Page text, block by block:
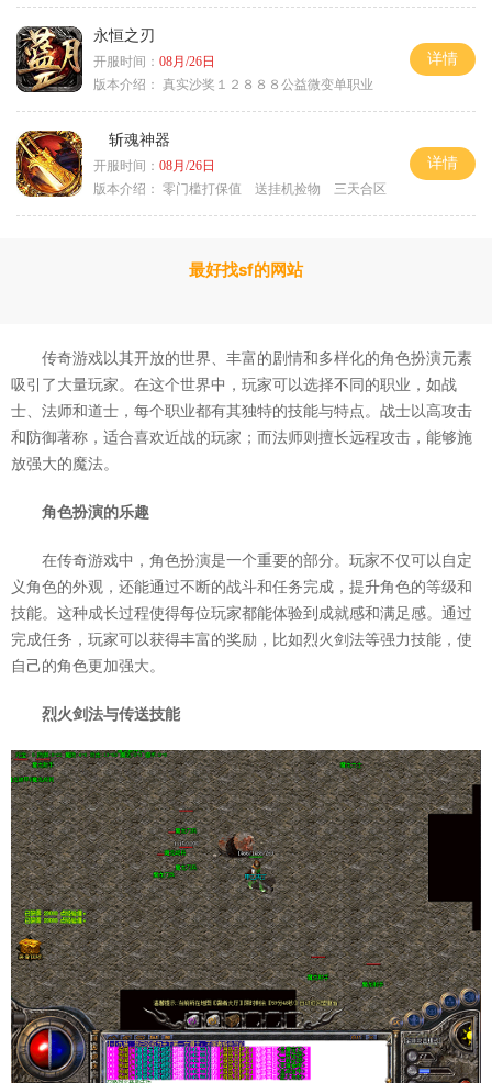
永恒之刃
开服时间： 08月/26日
版本介绍： 真实沙奖１２８８８公益微变单职业
详情
斩魂神器
开服时间： 08月/26日
版本介绍： 零门槛打保值 送挂机捡物 三天合区
详情
最好找sf的网站
传奇游戏以其开放的世界、丰富的剧情和多样化的角色扮演元素
吸引了大量玩家。在这个世界中，玩家可以选择不同的职业，如战
士、法师和道士，每个职业都有其独特的技能与特点。战士以高攻击
和防御著称，适合喜欢近战的玩家；而法师则擅长远程攻击，能够施
放强大的魔法。
角色扮演的乐趣
在传奇游戏中，角色扮演是一个重要的部分。玩家不仅可以自定
义角色的外观，还能通过不断的战斗和任务完成，提升角色的等级和
技能。这种成长过程使得每位玩家都能体验到成就感和满足感。通过
完成任务，玩家可以获得丰富的奖励，比如烈火剑法等强力技能，使
自己的角色更加强大。
烈火剑法与传送技能